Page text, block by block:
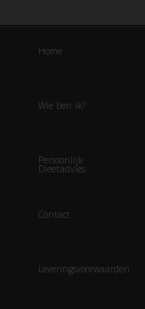
Home
Wie ben ik?
Persoonlijk
Dieetadvies
Contact
Leveringsvoorwaarden